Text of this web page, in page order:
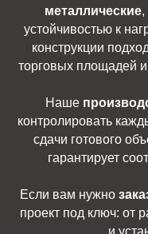
металлические,
устойчивостью к
конструкции
торговых площадей
Наше
контролировать
сдачи готового
гарантирует
Если вам нужно
проект под ключ: от
и